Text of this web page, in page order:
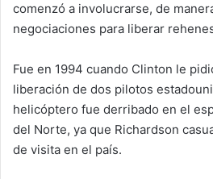
comenzó a involucrarse, de
negociaciones para liberar
Fue en 1994 cuando Clinton le
liberación de dos pilotos
helicóptero fue derribado en el
del Norte, ya que Richardson
de visita en el país.